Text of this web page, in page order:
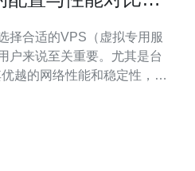
择合适的VPS（虚拟专用服
户来说至关重要。尤其是台
越的网络性能和稳定性，成
助用户在众多选择中找到最